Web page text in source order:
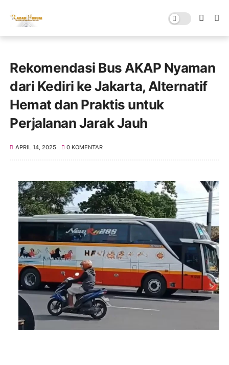
Rekomendasi Bus AKAP Nyaman
dari Kediri ke Jakarta, Alternatif
Hemat dan Praktis untuk
Perjalanan Jarak Jauh
APRIL 14, 2025 0 KOMENTAR